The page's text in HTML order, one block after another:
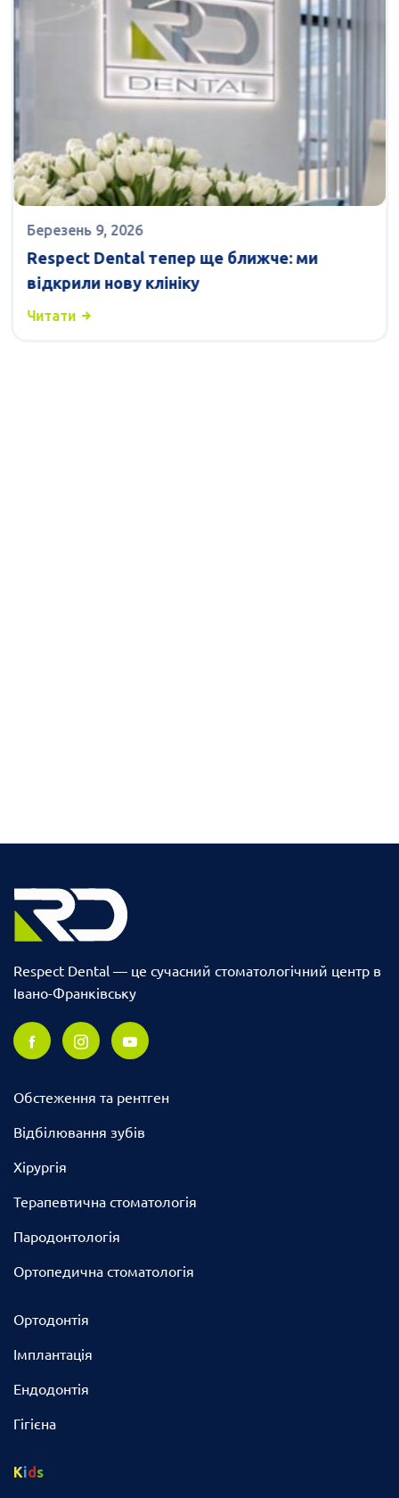
Березень 9, 2026
Respect Dental тепер ще ближче: ми
відкрили нову клініку
Читати
Respect Dental — це сучасний стоматологічний центр в
Івано-Франківську
Обстеження та рентген
Відбілювання зубів
Хірургія
Терапевтична стоматологія
Пародонтологія
Ортопедична стоматологія
Ортодонтія
Імплантація
Ендодонтія
Гігієна
Kids